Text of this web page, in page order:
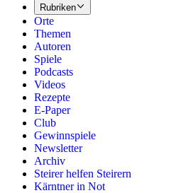
Rubriken
Orte
Themen
Autoren
Spiele
Podcasts
Videos
Rezepte
E-Paper
Club
Gewinnspiele
Newsletter
Archiv
Steirer helfen Steirern
Kärntner in Not